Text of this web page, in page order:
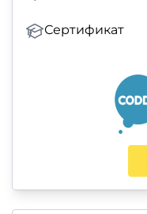
Сертификат